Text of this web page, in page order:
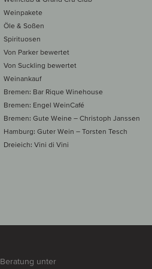
Weinpakete
Öle & Soßen
Spirituosen
Von Parker bewertet
Von Suckling bewertet
Weinankauf
Bremen: Bar Rique Winehouse
Bremen: Engel WeinCafé
Bremen: Gute Weine – Christoph Janssen
Hamburg: Guter Wein – Torsten Tesch
Dreieich: Vini di Vini
Beratung unter